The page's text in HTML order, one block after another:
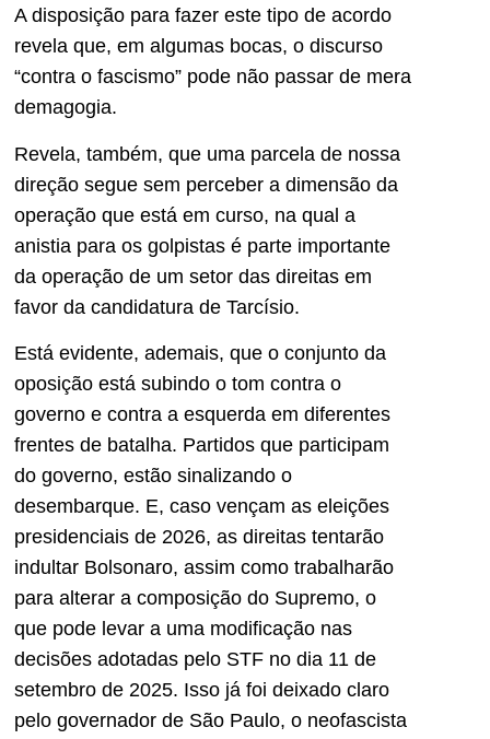
A disposição para fazer este tipo de acordo
revela que, em algumas bocas, o discurso
“contra o fascismo” pode não passar de mera
demagogia.
Revela, também, que uma parcela de nossa
direção segue sem perceber a dimensão da
operação que está em curso, na qual a
anistia para os golpistas é parte importante
da operação de um setor das direitas em
favor da candidatura de Tarcísio.
Está evidente, ademais, que o conjunto da
oposição está subindo o tom contra o
governo e contra a esquerda em diferentes
frentes de batalha. Partidos que participam
do governo, estão sinalizando o
desembarque. E, caso vençam as eleições
presidenciais de 2026, as direitas tentarão
indultar Bolsonaro, assim como trabalharão
para alterar a composição do Supremo, o
que pode levar a uma modificação nas
decisões adotadas pelo STF no dia 11 de
setembro de 2025. Isso já foi deixado claro
pelo governador de São Paulo, o neofascista